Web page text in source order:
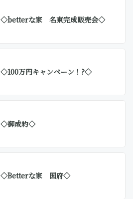
◇betterな家 名東完成販売会◇
◇100万円キャンペーン！?◇
◇御成約◇
◇Betterな家 国府◇